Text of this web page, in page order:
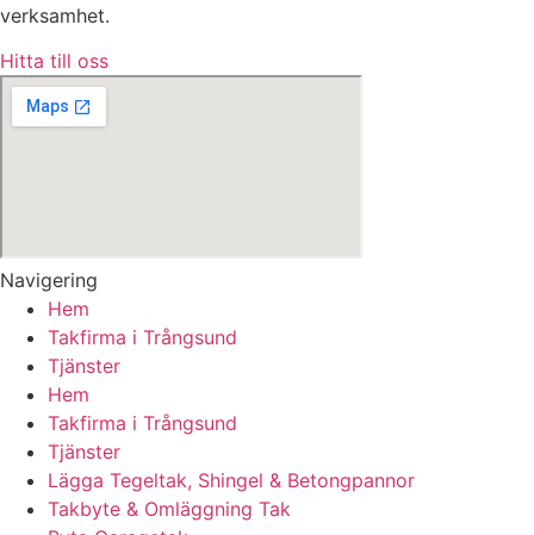
verksamhet.
Hitta till oss
Navigering
Hem
Takfirma i Trångsund
Tjänster
Hem
Takfirma i Trångsund
Tjänster
Lägga Tegeltak, Shingel & Betongpannor
Takbyte & Omläggning Tak